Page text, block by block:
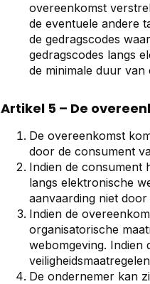
overeenkomst
de eventuele andere
de gedragscodes
gedragscodes langs
de minimale duur
Artikel 5 – De
De overeenkomst
door de consument
Indien de consument
langs elektronische
aanvaarding niet
Indien de
organisatorische
webomgeving. Indien
De ondernemer kan